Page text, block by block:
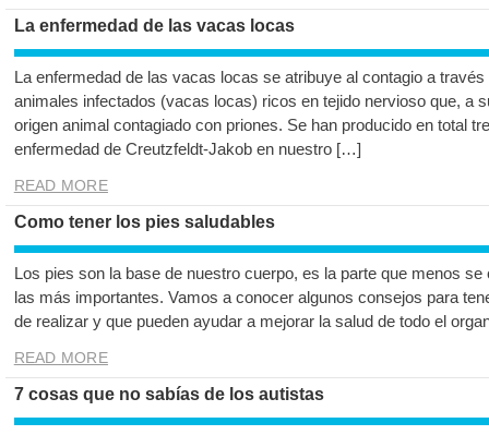
La enfermedad de las vacas locas
La enfermedad de las vacas locas se atribuye al contagio a
animales infectados (vacas locas) ricos en tejido nervioso que, a
origen animal contagiado con priones. Se han producido en total
enfermedad de Creutzfeldt-Jakob en nuestro […]
READ MORE
Como tener los pies saludables
Los pies son la base de nuestro cuerpo, es la parte que menos
las más importantes. Vamos a conocer algunos consejos para
de realizar y que pueden ayudar a mejorar la salud de todo el
READ MORE
7 cosas que no sabías de los autistas